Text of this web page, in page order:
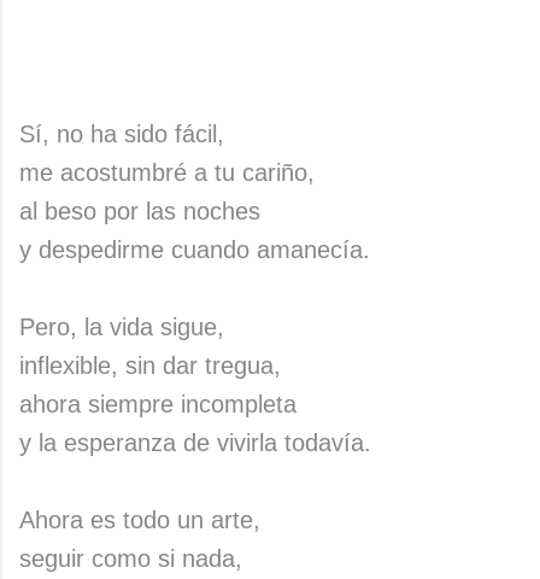
Sí, no ha sido fácil,
me acostumbré a tu cariño,
al beso por las noches
y despedirme cuando amanecía.
Pero, la vida sigue,
inflexible, sin dar tregua,
ahora siempre incompleta
y la esperanza de vivirla todavía.
Ahora es todo un arte,
seguir como si nada,